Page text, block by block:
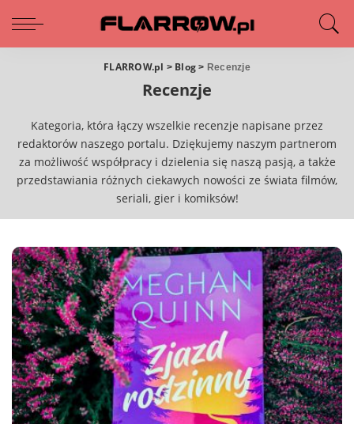
FLARROW.pl > Blog > Recenzje
Recenzje
Kategoria, która łączy wszelkie recenzje napisane przez
redaktorów naszego portalu. Dziękujemy naszym partnerom
za możliwość współpracy i dzielenia się naszą pasją, a także
przedstawiania różnych ciekawych nowości ze świata filmów,
seriali, gier i komiksów!